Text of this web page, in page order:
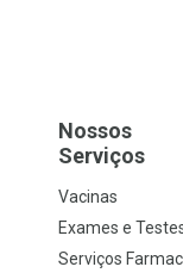
Nossos
Serviços
Vacinas
Exames e
Serviços